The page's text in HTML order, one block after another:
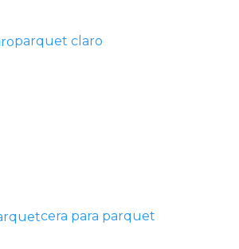
parquet claro
cera para parquet